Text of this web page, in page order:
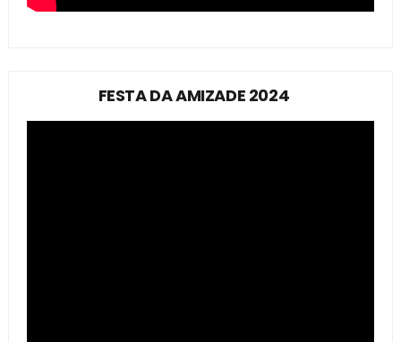
FESTA DA AMIZADE 2024